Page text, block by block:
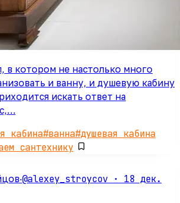
в котором не настолько много
и ванну, и душевую кабину
искать ответ на
кабина#ванна#душевая кабина
сантехнику
·@alexey_stroycov · 18 дек.